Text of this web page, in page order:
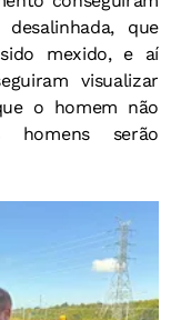
que
mexido, e aí
visualizar
o homem não
serão